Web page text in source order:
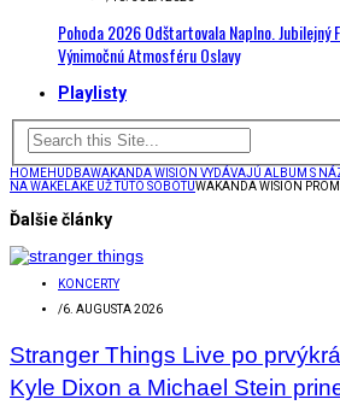
Pohoda 2026 Odštartovala Naplno. Jubilejný
Výnimočnú Atmosféru Oslavy
Playlisty
HOMEHUDBAWAKANDA WISION VYDÁVAJÚ ALBUM S
NA WAKELAKE UŽ TÚTO SOBOTUWAKANDA WISION
Ďalšie články
KONCERTY
/6. AUGUSTA 2026
Stranger Things Live po
Kyle Dixon a Michael Stein